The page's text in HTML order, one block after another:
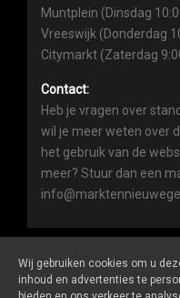
Muntplein (Dinsdag
Vreeswijk (Donderdag
Citymarkt (Zaterdag
Contact:
Heb je vragen over
wil je meer weten over
het gebruik van de
meer? Stuur dan een
Wij gebruiken cookies om u
inhoud en advertenties te